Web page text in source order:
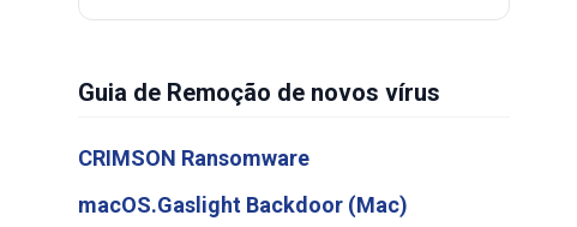
Guia de Remoção de novos vírus
CRIMSON Ransomware
macOS.Gaslight Backdoor (Mac)